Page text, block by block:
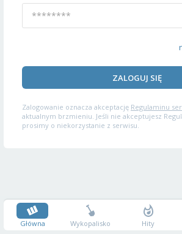
ZALOGUJ SIĘ
Zalogowanie oznacza akceptację Regulaminu
aktualnym brzmieniu. Jeśli nie akceptujesz
prosimy o niekorzystanie z serwisu.
Główna Wykopalisko Hity